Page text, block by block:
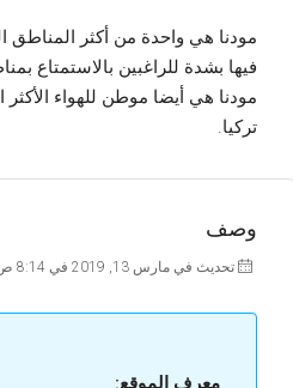
مودنا هي واحدة من أكثر المناطق
فيها بشدة للراغبين بالاستمتاع
مودنا هي أيضا موطن للهواء
تركيا.
وصف
تحديث في مارس 13, 2019 في 8:14 ص
معرف الموقع: